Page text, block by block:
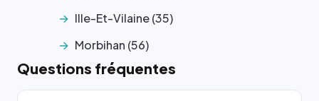
Ille-Et-Vilaine (35)
Morbihan (56)
Questions fréquentes